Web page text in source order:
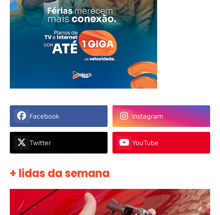
Facebook Instagram
Twitter YouTube
+ lidas da semana